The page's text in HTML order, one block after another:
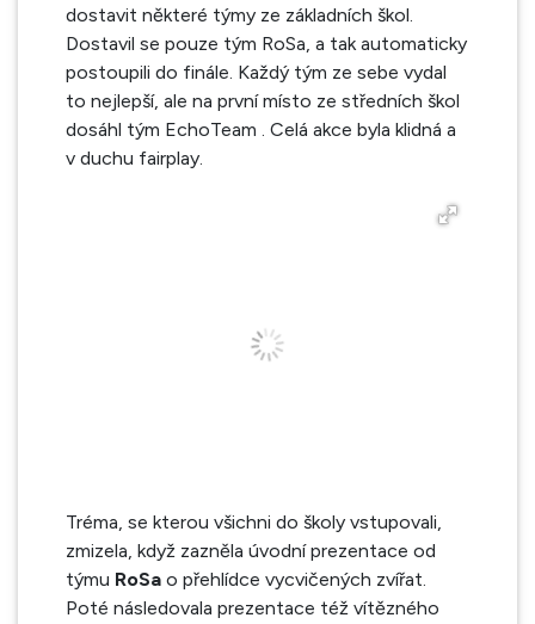
dostavit některé týmy ze základních škol.
Dostavil se pouze tým RoSa, a tak automaticky
postoupili do finále. Každý tým ze sebe vydal
to nejlepší, ale na první místo ze středních škol
dosáhl tým EchoTeam . Celá akce byla klidná a
v duchu fairplay.
Tréma, se kterou všichni do školy vstupovali,
zmizela, když zazněla úvodní prezentace od
týmu RoSa o přehlídce vycvičených zvířat.
Poté následovala prezentace též vítězného